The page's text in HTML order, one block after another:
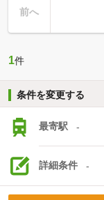
前へ
1件
条件を変更する
最寄駅 -
詳細条件 -